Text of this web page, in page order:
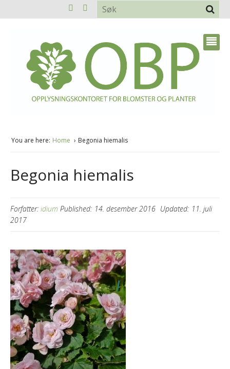
You are here: Home Begonia hiemalis
Begonia hiemalis
Forfatter: idium Published: 14. desember 2016 Updated: 11. juli
2017